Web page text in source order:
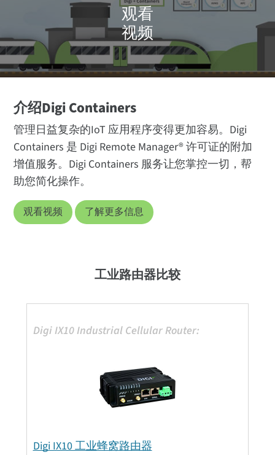
观看
视频
介绍Digi Containers
管理日益复杂的IoT 应用程序变得更加容易。Digi
Containers 是 Digi Remote Manager® 许可证的附加
增值服务。Digi Containers 服务让您掌控一切，帮
助您简化操作。
观看视频 了解更多信息
工业路由器比较
Digi IX10 工业蜂窝路由器